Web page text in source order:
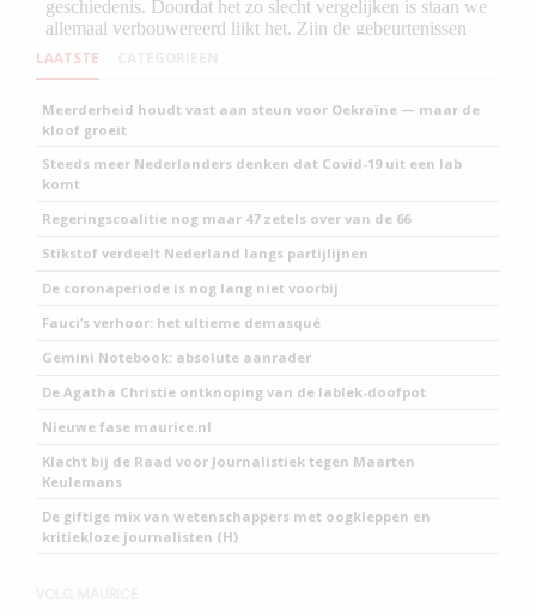
LAATSTE
Meerderheid houdt vast aan steun voor Oekraïne — maar de
kloof groeit
Steeds meer Nederlanders denken dat Covid-19 uit een lab
komt
Regeringscoalitie nog maar 47 zetels over van de 66
Stikstof verdeelt Nederland langs partijlijnen
De coronaperiode is nog lang niet voorbij
Fauci’s verhoor: het ultieme demasqué
Gemini Notebook: absolute aanrader
De Agatha Christie ontknoping van de lablek-doofpot
Nieuwe fase maurice.nl
Klacht bij de Raad voor Journalistiek tegen Maarten
Keulemans
De giftige mix van wetenschappers met oogkleppen en
kritiekloze journalisten (H)